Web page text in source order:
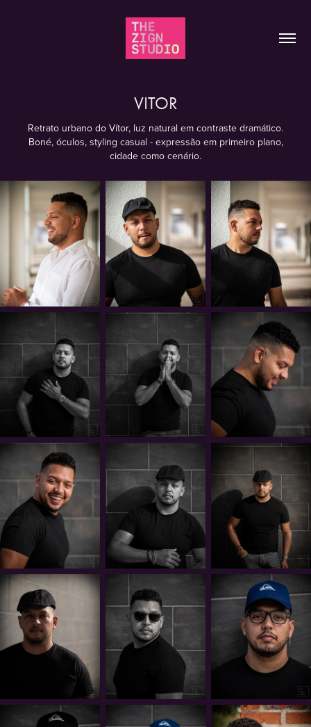
VITOR
Retrato urbano do Vítor, luz natural em contraste dramático.
Boné, óculos, styling casual - expressão em primeiro plano,
cidade como cenário.